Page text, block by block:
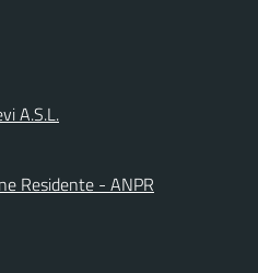
A.S.L.
Residente - ANPR